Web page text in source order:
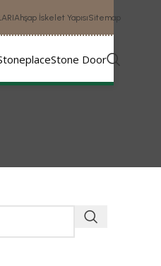
Ahşap İskelet YapısıSitemap
Stone Door